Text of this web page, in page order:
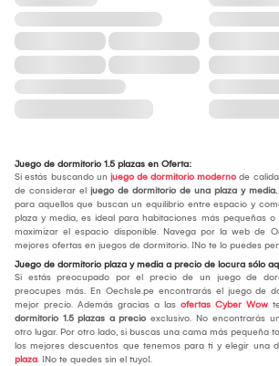
Juego de dormitorio 1.5 plazas en Oferta:
Si estás buscando un juego de dormitorio moderno de
de considerar el juego de dormitorio de una plaza y media.
para aquellos que buscan un equilibrio entre espacio y
plaza y media, es ideal para habitaciones más pequeñas
maximizar el espacio disponible. Navega por la web de
mejores ofertas en juegos de dormitorio. ¡No te lo puedes
Juego de dormitorio plaza y media a precio de locura sólo
Si estás preocupado por el precio de un juego de
preocupes más. En Oechsle.pe encontrarás el juego de
mejor precio. Además gracias a las ofertas Cyber Wow
dormitorio 1.5 plazas a precio exclusivo. No encontrarás
otro lugar. Por otro lado, si buscas una cama más pequeña
los mejores descuentos que tenemos para ti y elegir una
plaza. ¡No te quedes sin el tuyo!.